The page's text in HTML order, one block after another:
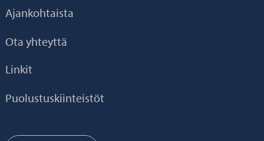
Ajankohtaista
Ota yhteyttä
Linkit
Puolustuskiinteistöt